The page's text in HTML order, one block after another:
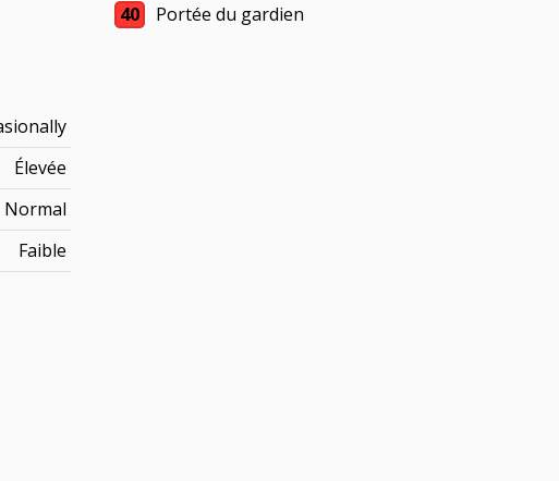
40
Portée du gardien
Élevée
Normal
Faible